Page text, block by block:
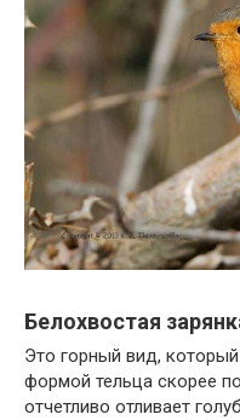
Белохвостая
Это горный вид,
формой тельца скорее
отчетливо отливает